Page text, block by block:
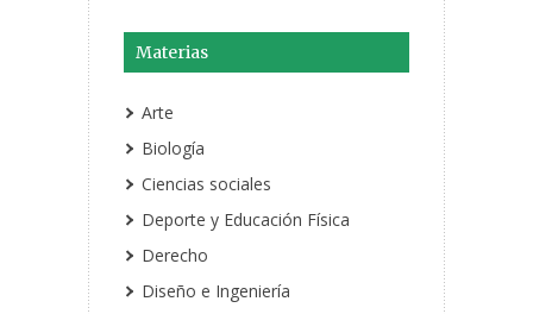
Materias
Arte
Biología
Ciencias sociales
Deporte y Educación Física
Derecho
Diseño e Ingeniería